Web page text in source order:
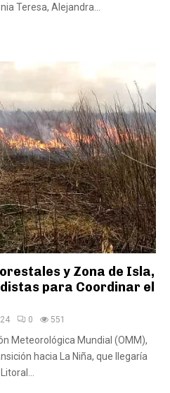
Teresa, Alejandra...
y Zona de Isla,
para Coordinar el
0 551
Meteorológica Mundial (OMM),
hacia La Niña, que llegaría